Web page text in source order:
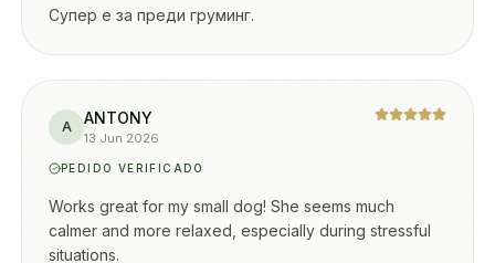
Супер е за преди груминг.
A ANTONY
13 Jun 2026
PEDIDO VERIFICADO
Works great for my small dog! She seems much
calmer and more relaxed, especially during stressful
situations.